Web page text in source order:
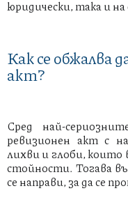
юридически, така и
Как се обжалва
акт?
Сред най-
ревизионен акт с
лихви и глоби, които
стойности. Тогава
се направи, за да се